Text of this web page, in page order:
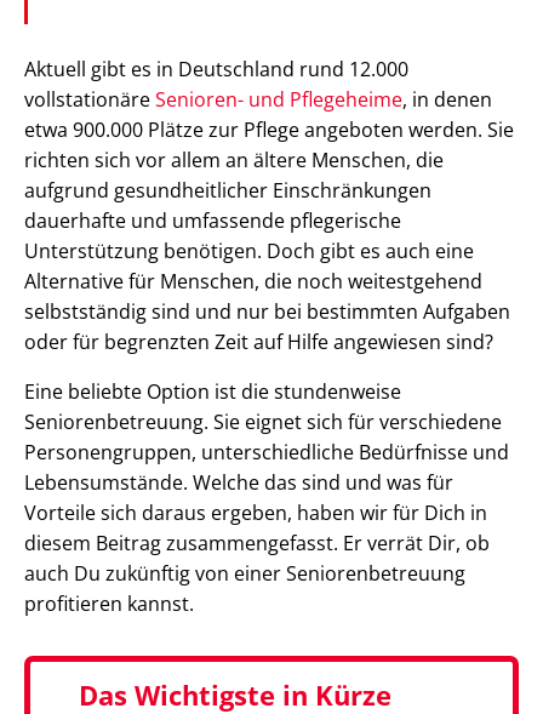
Aktuell gibt es in Deutschland rund 12.000
vollstationäreSenioren- und Pflegeheime, in denen
etwa 900.000 Plätze zur Pflege angeboten werden. Sie
richten sich vor allem an ältere Menschen, die
aufgrund gesundheitlicher Einschränkungen
dauerhafte und umfassende pflegerische
Unterstützung benötigen. Doch gibt es auch eine
Alternative für Menschen, die noch weitestgehend
selbstständig sind und nur bei bestimmten Aufgaben
oder für begrenzten Zeit auf Hilfe angewiesen sind?
Eine beliebte Option ist die stundenweise
Seniorenbetreuung. Sie eignet sich für verschiedene
Personengruppen, unterschiedliche Bedürfnisse und
Lebensumstände. Welche das sind und was für
Vorteile sich daraus ergeben, haben wir für Dich in
diesem Beitrag zusammengefasst. Er verrät Dir, ob
auch Du zukünftig von einer Seniorenbetreuung
profitieren kannst.
Das Wichtigste in Kürze